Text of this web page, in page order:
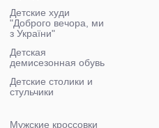
Детские худи
"Доброго вечора, ми
з України"
Детская
демисезонная обувь
Детские столики и
стульчики
Мужские кроссовки